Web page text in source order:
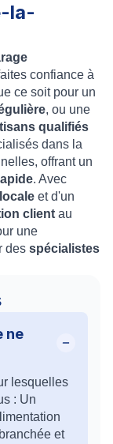
la-
confiance à
ce soit pour un
, ou une
qualifiés
dans la
offrant un
. Avec
et d'un
client au
une
des spécialistes
ne
lesquelles
: Un
et